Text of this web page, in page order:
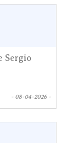
- 08-04-2026 -